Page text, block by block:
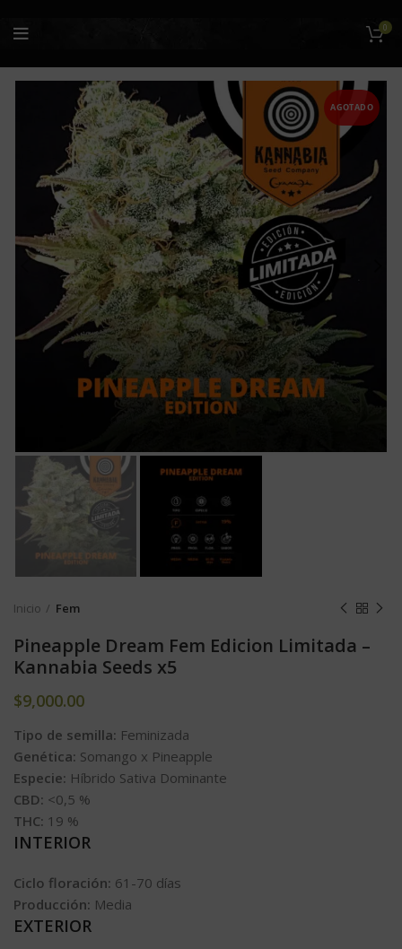
0
AGOTADO
Inicio Fem
Pineapple Dream Fem Edicion Limitada –
Kannabia Seeds x5
$9,000.00
Tipo de semilla: Feminizada
Genética: Somango x Pineapple
Especie: Híbrido Sativa Dominante
CBD: <0,5 %
THC: 19 %
INTERIOR
Ciclo floración: 61-70 días
Producción: Media
EXTERIOR